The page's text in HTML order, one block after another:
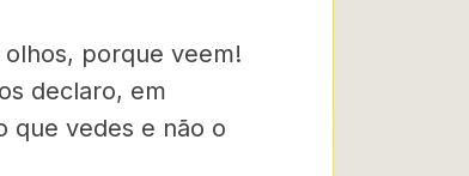
porque veem!
declaro, em
que vedes e não o